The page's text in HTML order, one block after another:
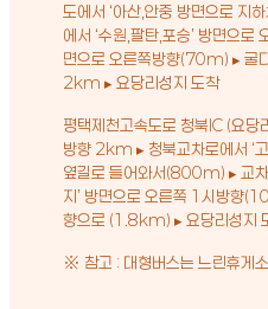
도에서 ‘아산,안중 방면으로 지
에서 ‘수원,팔탄,포승’ 방면으
면으로 오른쪽방향(70m) ▸ 굴
2km ▸ 요당리성지 도착
평택제천고속도로 청북IC (요
방향 2km ▸ 청북교차로에서 ‘
옆길로 들어와서(800m) ▸ 교차
지’ 방면으로 오른쪽 1시방향
향으로 (1.8km) ▸ 요당리성지
※ 참고 : 대형버스는 느린휴게